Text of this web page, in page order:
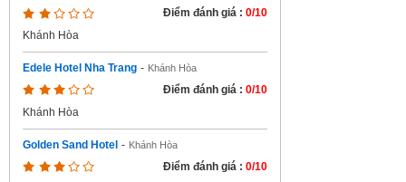
Điểm đánh giá : 0/10
Khánh Hòa
Edele Hotel Nha Trang - Khánh Hòa
Điểm đánh giá : 0/10
Khánh Hòa
Golden Sand Hotel - Khánh Hòa
Điểm đánh giá : 0/10